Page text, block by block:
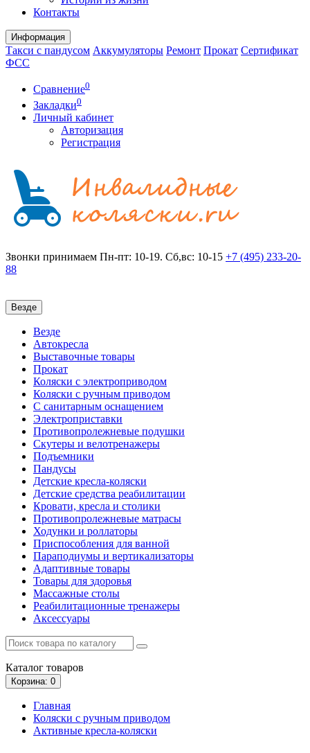
Контакты
Информация
Такси с пандусом Аккумуляторы Ремонт Прокат Сертификат
ФСС
Сравнение0
Закладки0
Личный кабинет
Авторизация
Регистрация
Звонки принимаем Пн-пт: 10-19. Сб,вс: 10-15 +7 (495) 233-20-
88
Везде
Везде
Автокресла
Выставочные товары
Прокат
Коляски с электроприводом
Коляски с ручным приводом
С санитарным оснащением
Электроприставки
Противопролежневые подушки
Скутеры и велотренажеры
Подъемники
Пандусы
Детские кресла-коляски
Детские средства реабилитации
Кровати, кресла и столики
Противопролежневые матрасы
Ходунки и роллаторы
Приспособления для ванной
Параподиумы и вертикализаторы
Адаптивные товары
Товары для здоровья
Массажные столы
Реабилитационные тренажеры
Аксессуары
Каталог товаров
Корзина: 0
Главная
Коляски с ручным приводом
Активные кресла-коляски